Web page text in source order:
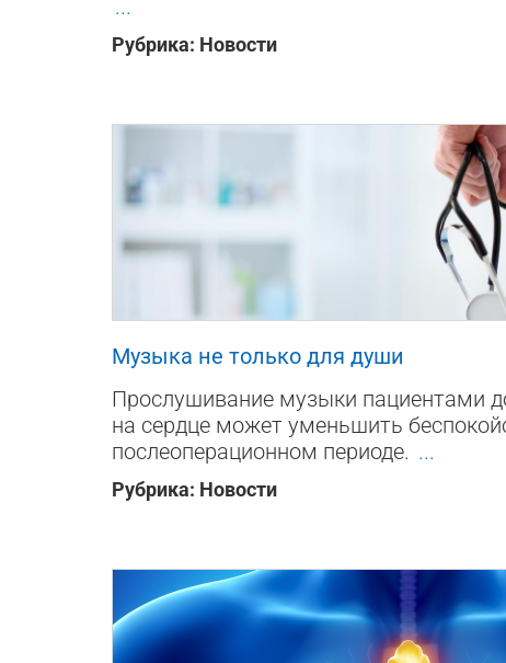
...
Рубрика: Новости
0
Музыка не только для души
Прослушивание музыки пациентами
на сердце может уменьшить
послеоперационном периоде. ...
Рубрика: Новости